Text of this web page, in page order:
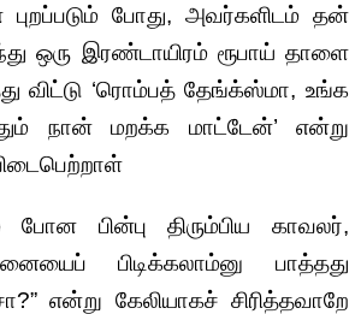
போது, அவர்களிடம் தன்
ஒரு இரண்டாயிரம் ரூபாய் தாளை
விட்டு ‘ரொம்பத் தேங்க்ஸ்மா, உங்க
நான் மறக்க மாட்டேன்’ என்று
பின்பு திரும்பிய காவலர்,
பிடிக்கலாம்னு பாத்தது
என்று கேலியாகச் சிரித்தவாறே